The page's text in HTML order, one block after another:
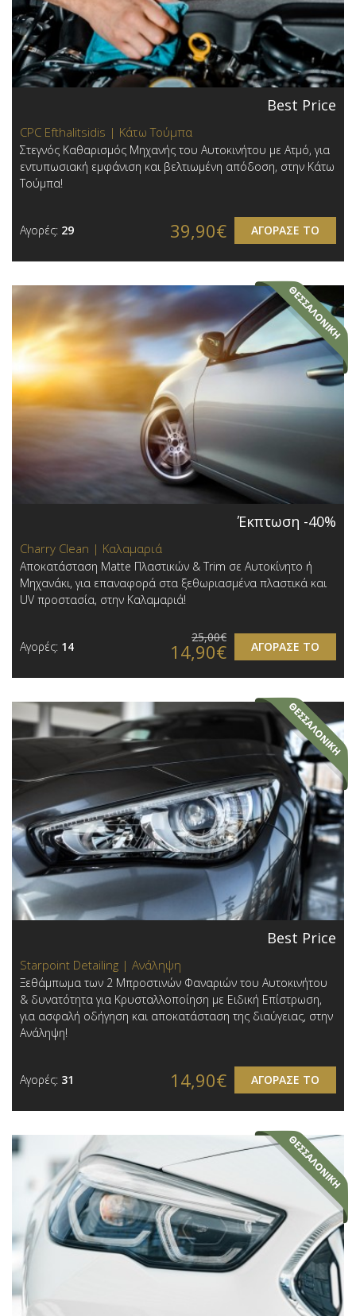
Best Price
CPC Efthalitsidis | Κάτω Τούμπα
Στεγνός Καθαρισμός Μηχανής του Αυτοκινήτου με Ατμό, για
εντυπωσιακή εμφάνιση και βελτιωμένη απόδοση, στην Κάτω
Τούμπα!
Αγορές: 29 ΑΓΟΡΑΣΕ ΤΟ
39,90€
Έκπτωση -40%
Charry Clean | Καλαμαριά
Αποκατάσταση Matte Πλαστικών & Trim σε Αυτοκίνητο ή
Μηχανάκι, για επαναφορά στα ξεθωριασμένα πλαστικά και
UV προστασία, στην Καλαμαριά!
Αγορές: 14 ΑΓΟΡΑΣΕ ΤΟ
25,00€
14,90€
Best Price
Starpoint Detailing | Ανάληψη
Ξεθάμπωμα των 2 Μπροστινών Φαναριών του Αυτοκινήτου
& δυνατότητα για Κρυσταλλοποίηση με Ειδική Επίστρωση,
για ασφαλή οδήγηση και αποκατάσταση της διαύγειας, στην
Ανάληψη!
Αγορές: 31 ΑΓΟΡΑΣΕ ΤΟ
14,90€